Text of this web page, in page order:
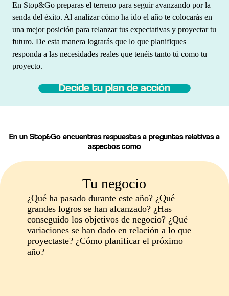
En Stop&Go preparas el terreno para seguir avanzando por la
senda del éxito. Al analizar cómo ha ido el año te colocarás en
una mejor posición para relanzar tus expectativas y proyectar tu
futuro. De esta manera lograrás que lo que planifiques
responda a las necesidades reales que tenéis tanto tú como tu
proyecto.
Decide tu plan de acción
En un Stop&Go encuentras respuestas a preguntas relativas a
aspectos como
Tu negocio
¿Qué ha pasado durante este año? ¿Qué
grandes logros se han alcanzado? ¿Has
conseguido los objetivos de negocio? ¿Qué
variaciones se han dado en relación a lo que
proyectaste? ¿Cómo planificar el próximo
año?